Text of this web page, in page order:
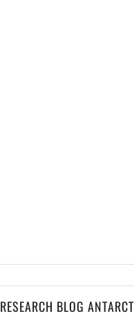
RESEARCH BLOG